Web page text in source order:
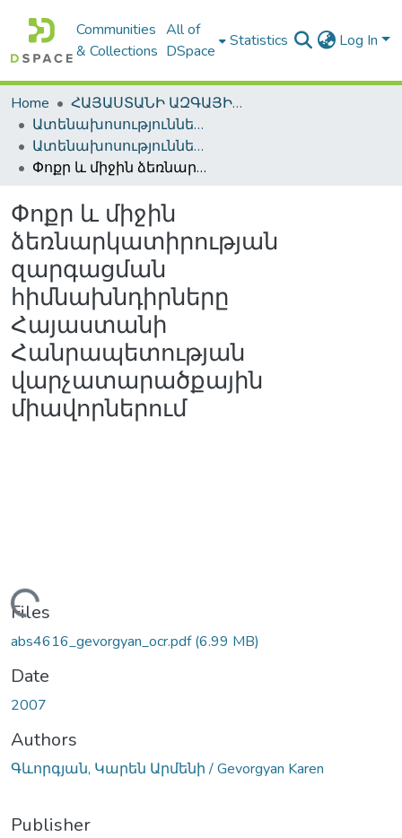
Communities
& Collections
All of
DSpace
Statistics Log In
Home
ՀԱՅԱՍՏԱՆԻ ԱԶԳԱՅԻՆ ԳՐԱԴԱՐԱՆԻ ԹՎԱՅԻՆ ՊԱՀՈՑ / DIGITAL REPOSITORY OF NLA
Ատենախոսություններ և սեղմագրեր / Theses & Abstracts
Ատենախոսություններ և սեղմագրեր / Theses & Abstracts
Փոքր և միջին ձեռնարկատիրության զարգացման հիմնախնդիրները Հայաստանի Հանրապետության վարչատարածքային միավորներում
Փոքր և միջին
ձեռնարկատիրության
զարգացման
հիմնախնդիրները
Հայաստանի
Հանրապետության
վարչատարածքային
միավորներում
Files
abs4616_gevorgyan_ocr.pdf(6.99 MB)
Date
2007
Authors
Գևորգյան, Կարեն Արմենի / Gevorgyan Karen
Publisher